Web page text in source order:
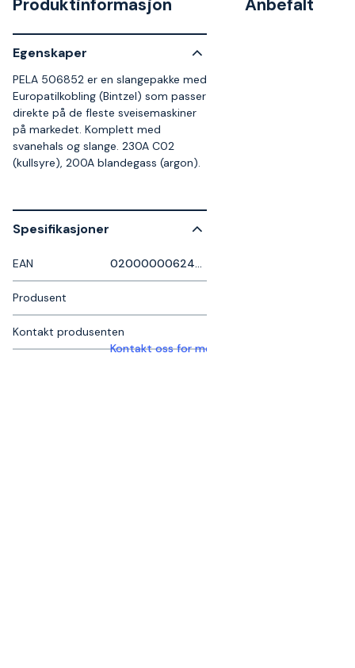
Egenskaper
PELA 506852 er en slangepakke med
Europatilkobling (Bintzel) som passer
direkte på de fleste sveisemaskiner
på markedet. Komplett med
svanehals og slange. 230A C02
(kullsyre), 200A blandegass (argon).
Spesifikasjoner
EAN
Produsent
Kontakt produsenten
Kontakt oss for mer informasjon